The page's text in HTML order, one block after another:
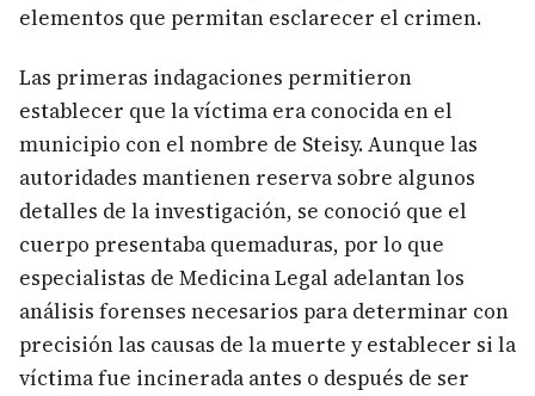
elementos que permitan esclarecer el crimen.
Las primeras indagaciones permitieron
establecer que la víctima era conocida en el
municipio con el nombre de Steisy. Aunque las
autoridades mantienen reserva sobre algunos
detalles de la investigación, se conoció que el
cuerpo presentaba quemaduras, por lo que
especialistas de Medicina Legal adelantan los
análisis forenses necesarios para determinar con
precisión las causas de la muerte y establecer si la
víctima fue incinerada antes o después de ser